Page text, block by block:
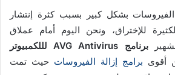
بشكل كبير بسبب كثرة إنتشار
للإختراق، ونحن اليوم أمام عملاق
برنامج AVG Antivirus لللكمبيوتر
أقوى برامج إزالة الفيروسات حيث تمت